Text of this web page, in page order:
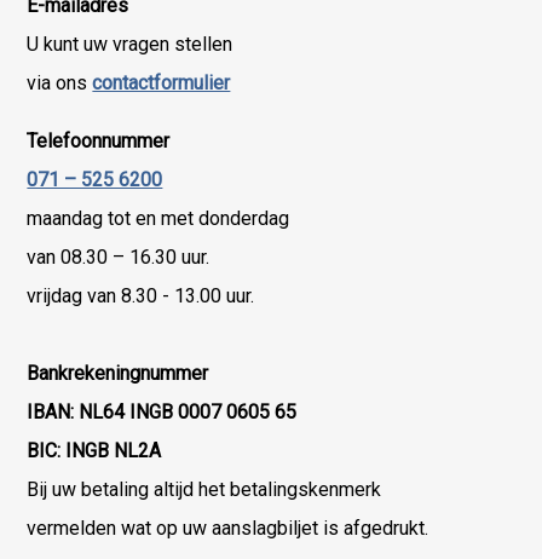
E-mailadres
U kunt uw vragen stellen
via onscontactformulier
Telefoonnummer
071 – 525 6200
maandag tot en met donderdag
van 08.30 – 16.30 uur.
vrijdag van 8.30 - 13.00 uur.
Bankrekeningnummer
IBAN: NL64 INGB 0007 0605 65
BIC: INGB NL2A
Bij uw betaling altijd het betalingskenmerk
vermelden wat op uw aanslagbiljet is afgedrukt.